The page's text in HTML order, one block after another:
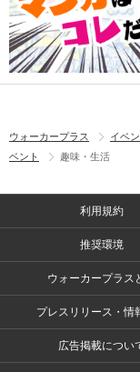
ウォーカープラス イベ
ベント
趣味・生活
利用規約
推奨環境
ウォーカープラス
プレスリリース・情
広告掲載につい